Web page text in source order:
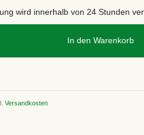
wird innerhalb von 24 Stunden
In den Warenkorb
Versandkosten